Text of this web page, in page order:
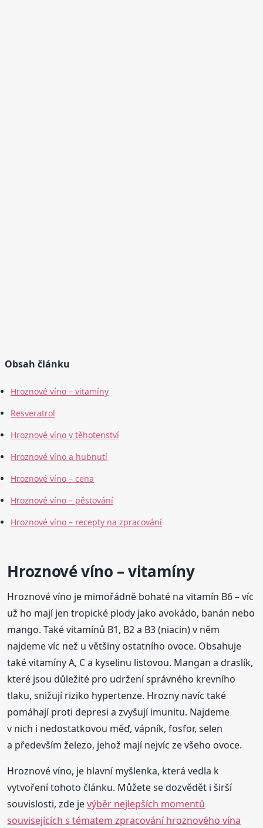
Obsah článku
Hroznové víno – vitamíny
Resveratrol
Hroznové víno v těhotenství
Hroznové víno a hubnutí
Hroznové víno – cena
Hroznové víno – pěstování
Hroznové víno – recepty na zpracování
Hroznové víno – vitamíny
Hroznové víno je mimořádně bohaté na vitamín B6 – víc
už ho mají jen tropické plody jako avokádo, banán nebo
mango. Také vitamínů B1, B2 a B3 (niacin) v něm
najdeme víc než u většiny ostatního ovoce. Obsahuje
také vitamíny A, C a kyselinu listovou. Mangan a draslík,
které jsou důležité pro udržení správného krevního
tlaku, snižují riziko hypertenze. Hrozny navíc také
pomáhají proti depresi a zvyšují imunitu. Najdeme
v nich i nedostatkovou měď, vápník, fosfor, selen
a především železo, jehož mají nejvíc ze všeho ovoce.
Hroznové víno, je hlavní myšlenka, která vedla k
vytvoření tohoto článku. Můžete se dozvědět i širší
souvislosti, zde jevýběr nejlepších momentů
souvisejících s tématem zpracování hroznového vína